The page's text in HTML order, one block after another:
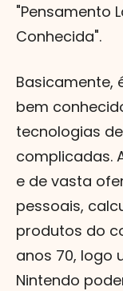
"Pensamento
Conhecida".
Basicamente,
bem
tecnologias
complicadas.
e de vasta
pessoais,
produtos do
anos 70, logo
Nintendo